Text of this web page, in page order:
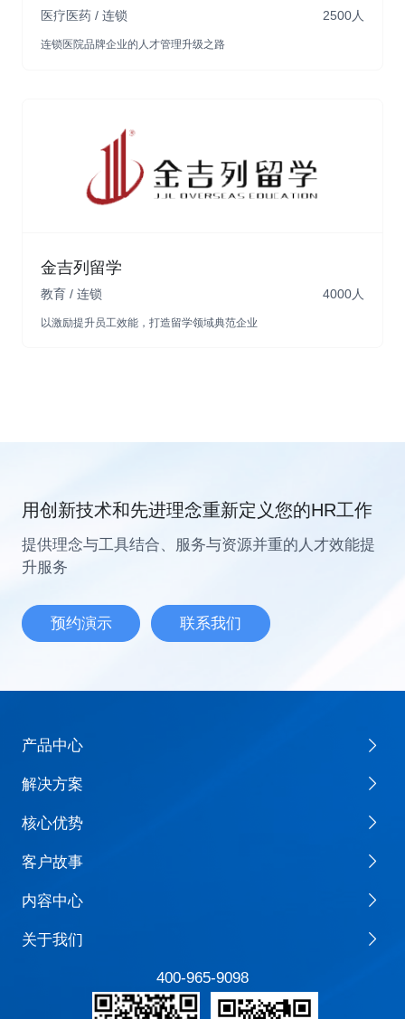
医疗医药 / 连锁 2500人
连锁医院品牌企业的人才管理升级之路
金吉列留学
教育 / 连锁 4000人
以激励提升员工效能，打造留学领域典范企业
用创新技术和先进理念重新定义您的HR工作
提供理念与工具结合、服务与资源并重的人才效能提
升服务
预约演示 联系我们
产品中心
解决方案
核心优势
客户故事
内容中心
关于我们
400-965-9098